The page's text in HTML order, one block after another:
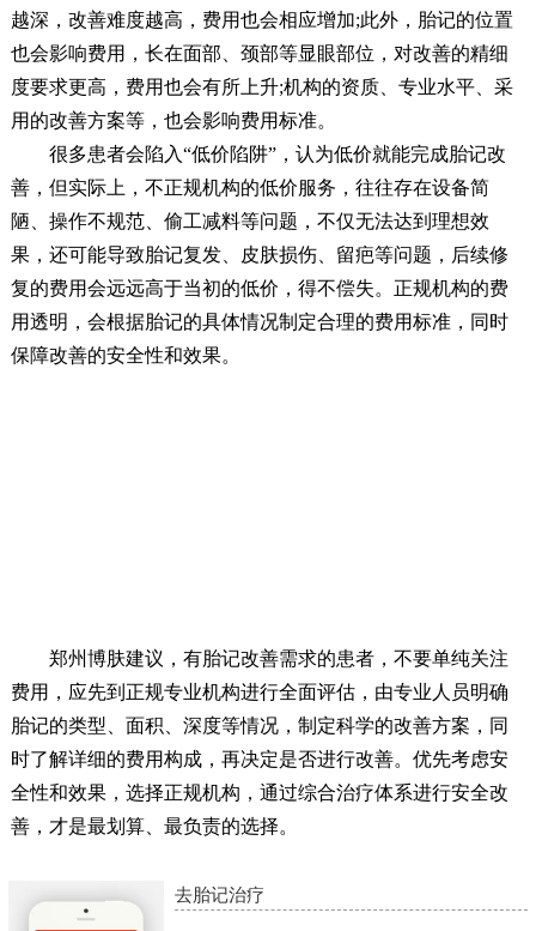
越深，改善难度越高，费用也会相应增加;此外，胎记的位置
也会影响费用，长在面部、颈部等显眼部位，对改善的精细
度要求更高，费用也会有所上升;机构的资质、专业水平、采
用的改善方案等，也会影响费用标准。
很多患者会陷入“低价陷阱”，认为低价就能完成胎记改
善，但实际上，不正规机构的低价服务，往往存在设备简
陋、操作不规范、偷工减料等问题，不仅无法达到理想效
果，还可能导致胎记复发、皮肤损伤、留疤等问题，后续修
复的费用会远远高于当初的低价，得不偿失。正规机构的费
用透明，会根据胎记的具体情况制定合理的费用标准，同时
保障改善的安全性和效果。
郑州博肤建议，有胎记改善需求的患者，不要单纯关注
费用，应先到正规专业机构进行全面评估，由专业人员明确
胎记的类型、面积、深度等情况，制定科学的改善方案，同
时了解详细的费用构成，再决定是否进行改善。优先考虑安
全性和效果，选择正规机构，通过综合治疗体系进行安全改
善，才是最划算、最负责的选择。
去胎记治疗